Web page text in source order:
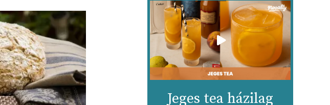
Jeges tea házilag